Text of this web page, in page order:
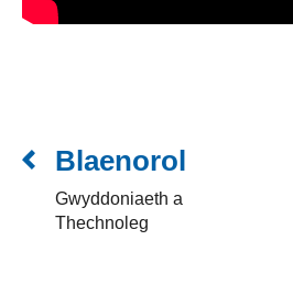
Blaenorol
Gwyddoniaeth a
Thechnoleg